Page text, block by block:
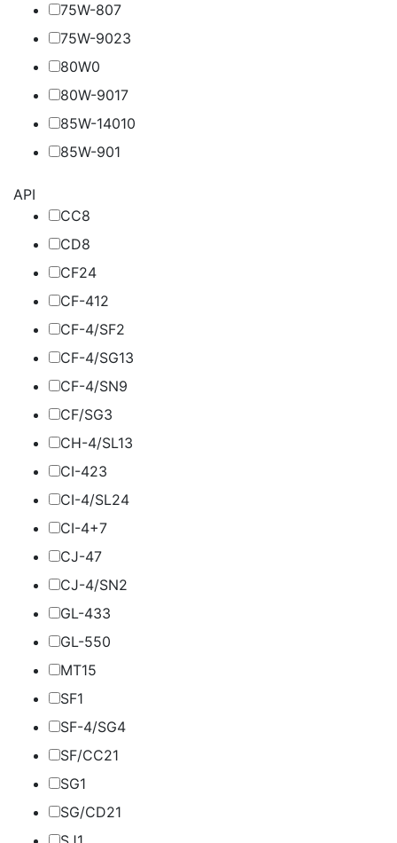
75W-807
75W-9023
80W0
80W-9017
85W-14010
85W-901
API
CC8
CD8
CF24
CF-412
CF-4/SF2
CF-4/SG13
CF-4/SN9
CF/SG3
CH-4/SL13
CI-423
CI-4/SL24
CI-4+7
CJ-47
CJ-4/SN2
GL-433
GL-550
MT15
SF1
SF-4/SG4
SF/CC21
SG1
SG/CD21